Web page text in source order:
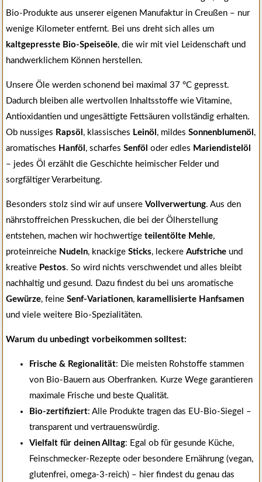
Bio-Produkte aus unserer eigenen Manufaktur in Creußen – nur
wenige Kilometer entfernt. Bei uns dreht sich alles um
kaltgepresste Bio-Speiseöle, die wir mit viel Leidenschaft und
handwerklichem Können herstellen.
Unsere Öle werden schonend bei maximal 37 °C gepresst.
Dadurch bleiben alle wertvollen Inhaltsstoffe wie Vitamine,
Antioxidantien und ungesättigte Fettsäuren vollständig erhalten.
Ob nussiges Rapsöl , klassisches Leinöl , mildes Sonnenblumenöl ,
aromatisches Hanföl , scharfes Senföl oder edles Mariendistelöl
– jedes Öl erzählt die Geschichte heimischer Felder und
sorgfältiger Verarbeitung.
Besonders stolz sind wir auf unsere Vollverwertung. Aus den
nährstoffreichen Presskuchen, die bei der Ölherstellung
entstehen, machen wir hochwertige teilentölte Mehle,
proteinreiche Nudeln, knackige Sticks, leckere Aufstriche und
kreative Pestos. So wird nichts verschwendet und alles bleibt
nachhaltig und gesund. Dazu findest du bei uns aromatische
Gewürze, feine Senf-Variationen, karamellisierte Hanfsamen
und viele weitere Bio-Spezialitäten.
Warum du unbedingt vorbeikommen solltest:
Frische & Regionalität: Die meisten Rohstoffe stammen
von Bio-Bauern aus Oberfranken. Kurze Wege garantieren
maximale Frische und beste Qualität.
Bio-zertifiziert: Alle Produkte tragen das EU-Bio-Siegel –
transparent und vertrauenswürdig.
Vielfalt für deinen Alltag: Egal ob für gesunde Küche,
Feinschmecker-Rezepte oder besondere Ernährung (vegan,
glutenfrei, omega-3-reich) – hier findest du genau das